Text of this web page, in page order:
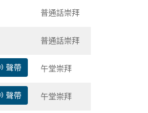
普通話崇拜
普通話崇拜
聲帶 午堂崇拜
聲帶 午堂崇拜